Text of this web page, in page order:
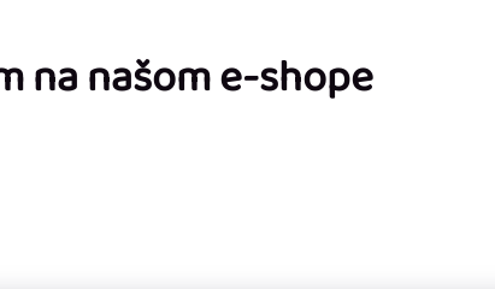
na našom e-shope